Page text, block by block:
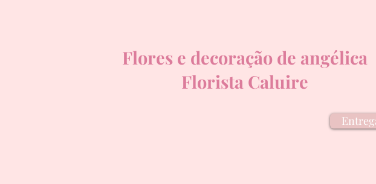
Flores e decoração de angélica
Florista Caluire